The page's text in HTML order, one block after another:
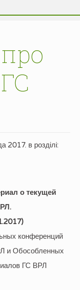
2017. в розділі:
о текущей
конференций
и Обособленных
ГС ВРЛ